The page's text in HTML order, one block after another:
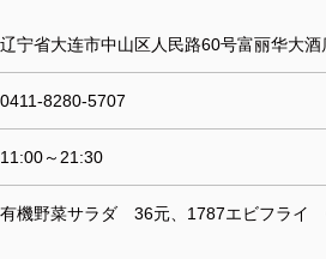
辽宁省大连市中山区人民路60号富丽华大酒
0411-8280-5707
11:00～21:30
有機野菜サラダ 36元、1787エビフライ